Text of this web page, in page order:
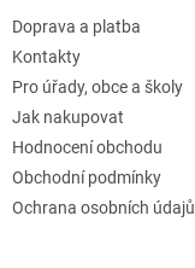
Doprava a platba
Kontakty
Pro úřady, obce a školy
Jak nakupovat
Hodnocení obchodu
Obchodní podmínky
Ochrana osobních údajů